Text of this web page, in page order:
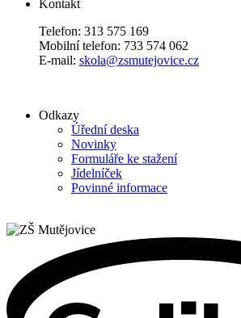
Kontakt
Telefon: 313 575 169
Mobilní telefon: 733 574 062
E-mail: skola@zsmutejovice.cz
Odkazy
Úřední deska
Novinky
Formuláře ke stažení
Jídelníček
Povinné informace